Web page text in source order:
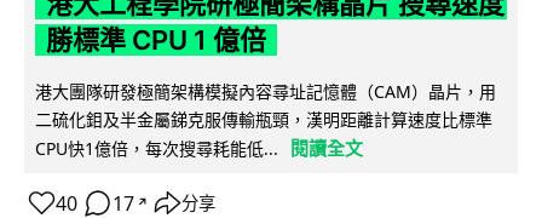
勝標準 CPU 1 億倍
港大團隊研發極簡架構模擬內容尋址記憶體（CAM）晶片，用
二硫化鉬及半金屬銻克服傳輸瓶頸，漢明距離計算速度比標準
CPU快1億倍，每次搜尋耗能低...
閱讀全文
40 17 ↗ 分享